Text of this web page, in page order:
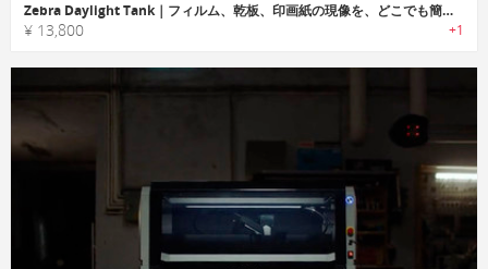
Zebra Daylight Tank｜フィルム、乾板、印画紙の現像を、どこでも簡単・安全に行える完全遮光の現像システム
¥ 13,800 +1